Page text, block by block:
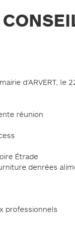
d’ARVERT, le
réunion
Étrade
denrées
professionnels